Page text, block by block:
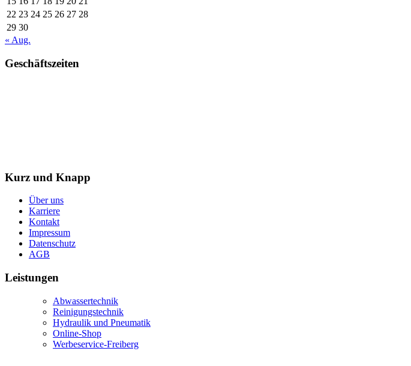
22 23 24 25 26 27 28
29 30
« Aug.
Geschäftszeiten
Kurz und Knapp
Über uns
Karriere
Kontakt
Impressum
Datenschutz
AGB
Leistungen
Abwassertechnik
Reinigungstechnik
Hydraulik und Pneumatik
Online-Shop
Werbeservice-Freiberg